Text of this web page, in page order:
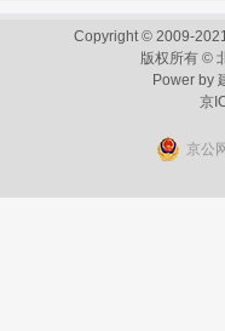
Copyright © 2009-
版权所有 ©
Power by
京
京公